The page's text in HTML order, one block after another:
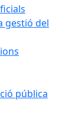
gestió del
pública